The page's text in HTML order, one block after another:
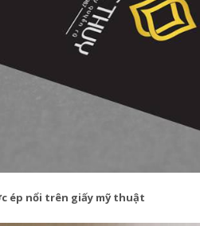
ép nổi trên giấy mỹ thuật